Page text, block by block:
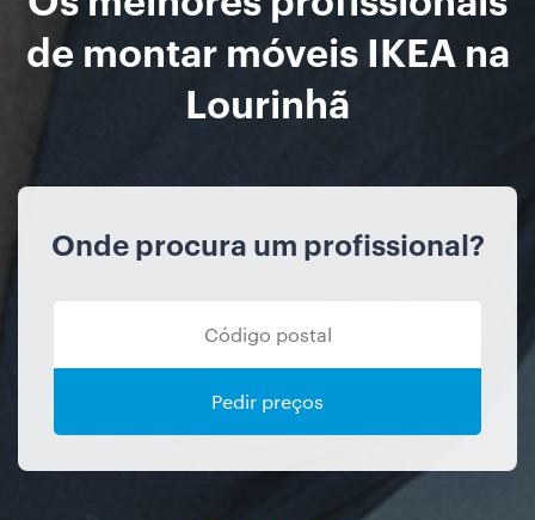
de montar móveis IKEA na
Lourinhã
Onde procura um profissional?
Pedir preços